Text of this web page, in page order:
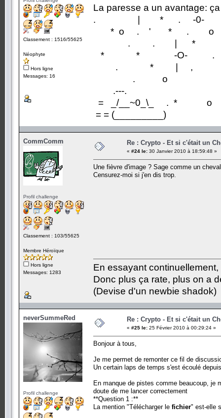
Classement : 1516/55625
Néophyte
Hors ligne
Messages: 16
La paresse a un avantage:
. | * . -0-
* o . ' * . o
. . | *
* * -O- .
. * | ,
. o
.---.
= _/__~0_\_ . *
= = (_________)
CommComm
Profil challenge
Classement : 103/55625
Membre Héroïque
Hors ligne
Messages: 1283
Re : Crypto - Et si c'était un
« #24 le: 30 Janvier 2010 à 18:59:48 »
Une fièvre d'image ? Sage comme un
Censurez-moi si j'en dis trop.
En essayant
Donc plus ça rate, plus on a
(Devise d'un newbie shadok)
neverSummeRed
Profil challenge
Re : Crypto - Et si c'était un
« #25 le: 25 Février 2010 à 00:29:24 »
Bonjour à tous,
Je me permet de remonter ce fil de
Un certain laps de temps s'est écoulé
En manque de pistes comme beaucoup, je
doute de me lancer correctement
**Question 1 :**
La mention "Télécharger le fichier" est-elle